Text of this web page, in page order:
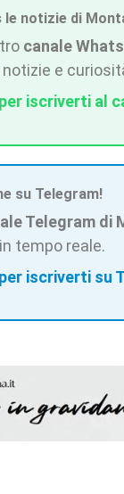
le notizie di
canale
e
iscriverti al
su Telegram!
Telegram di
tempo reale.
iscriverti su